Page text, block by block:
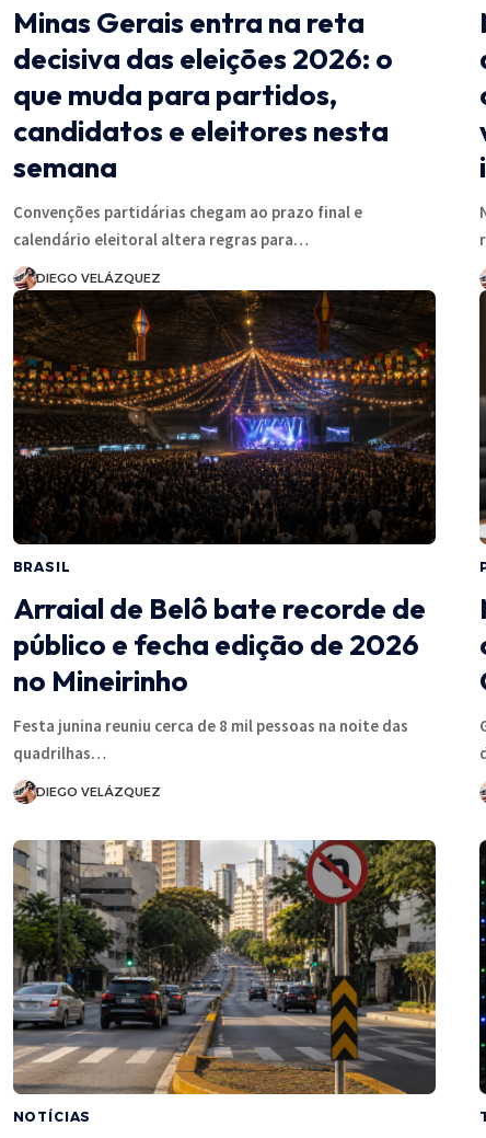
Minas Gerais entra na reta
decisiva das eleições 2026: o
que muda para partidos,
candidatos e eleitores nesta
semana
Convenções partidárias chegam ao prazo final e
calendário eleitoral altera regras para…
DIEGO VELÁZQUEZ
BRASIL
Arraial de Belô bate recorde de
público e fecha edição de 2026
no Mineirinho
Festa junina reuniu cerca de 8 mil pessoas na noite das
quadrilhas…
DIEGO VELÁZQUEZ
NOTÍCIAS